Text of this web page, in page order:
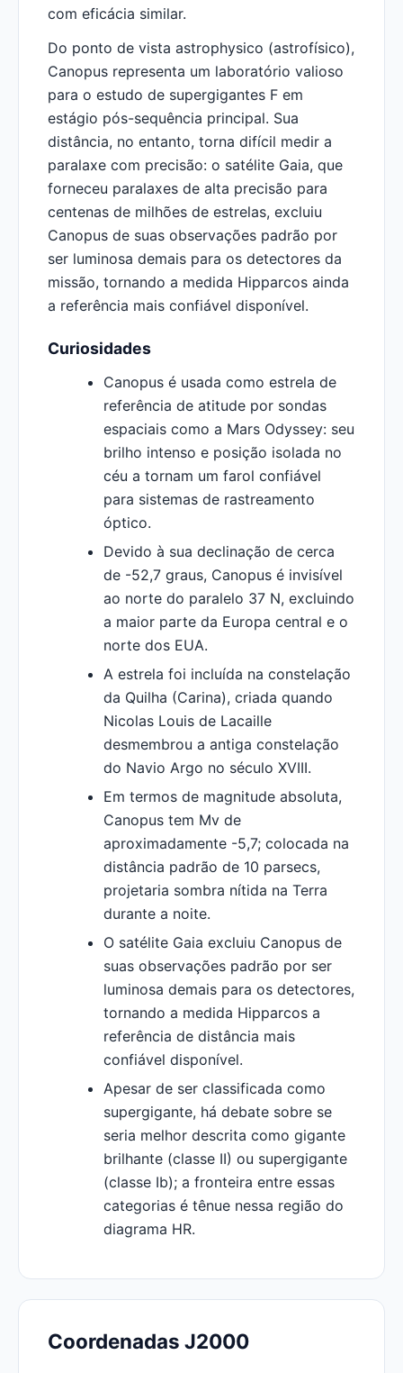
com eficácia similar.
Do ponto de vista astrophysico (astrofísico),
Canopus representa um laboratório valioso
para o estudo de supergigantes F em
estágio pós-sequência principal. Sua
distância, no entanto, torna difícil medir a
paralaxe com precisão: o satélite Gaia, que
forneceu paralaxes de alta precisão para
centenas de milhões de estrelas, excluiu
Canopus de suas observações padrão por
ser luminosa demais para os detectores da
missão, tornando a medida Hipparcos ainda
a referência mais confiável disponível.
Curiosidades
Canopus é usada como estrela de
referência de atitude por sondas
espaciais como a Mars Odyssey: seu
brilho intenso e posição isolada no
céu a tornam um farol confiável
para sistemas de rastreamento
óptico.
Devido à sua declinação de cerca
de -52,7 graus, Canopus é invisível
ao norte do paralelo 37 N, excluindo
a maior parte da Europa central e o
norte dos EUA.
A estrela foi incluída na constelação
da Quilha (Carina), criada quando
Nicolas Louis de Lacaille
desmembrou a antiga constelação
do Navio Argo no século XVIII.
Em termos de magnitude absoluta,
Canopus tem Mv de
aproximadamente -5,7; colocada na
distância padrão de 10 parsecs,
projetaria sombra nítida na Terra
durante a noite.
O satélite Gaia excluiu Canopus de
suas observações padrão por ser
luminosa demais para os detectores,
tornando a medida Hipparcos a
referência de distância mais
confiável disponível.
Apesar de ser classificada como
supergigante, há debate sobre se
seria melhor descrita como gigante
brilhante (classe II) ou supergigante
(classe Ib); a fronteira entre essas
categorias é tênue nessa região do
diagrama HR.
Coordenadas J2000